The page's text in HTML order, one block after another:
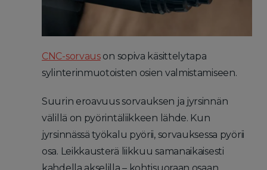
CNC-sorvauson sopiva käsittelytapa
sylinterinmuotoisten osien valmistamiseen.
Suurin eroavuus sorvauksen ja jyrsinnän
välillä on pyörintäliikkeen lähde. Kun
jyrsinnässä työkalu pyörii, sorvauksessa pyörii
osa. Leikkausterä liikkuu samanaikaisesti